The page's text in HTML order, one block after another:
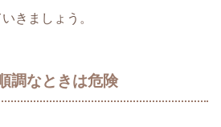
きましょう。
調なときは危険